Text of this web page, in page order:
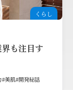
くらし
も注目す
美肌 開発秘話